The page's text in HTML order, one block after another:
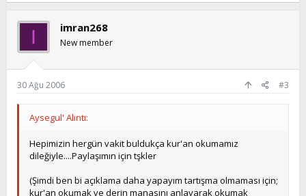
I imran268
New member
30 Ağu 2006 #3
Aysegul' Alıntı:
Hepimizin hergün vakit buldukça kur'an okumamız
dileğiyle....Paylaşımın için tşkler
(Şimdi ben bi açıklama daha yapayım tartışma olmaması için;
kur'an okumak ve derin manasını anlayarak okumak